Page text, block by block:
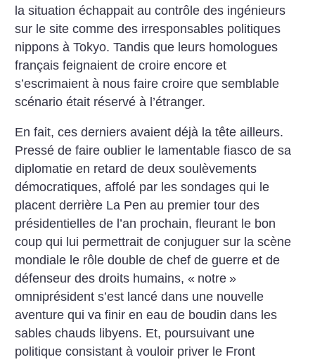
la situation échappait au contrôle des ingénieurs
sur le site comme des irresponsables politiques
nippons à Tokyo. Tandis que leurs homologues
français feignaient de croire encore et
s’escrimaient à nous faire croire que semblable
scénario était réservé à l’étranger.
En fait, ces derniers avaient déjà la tête ailleurs.
Pressé de faire oublier le lamentable fiasco de sa
diplomatie en retard de deux soulèvements
démocratiques, affolé par les sondages qui le
placent derrière La Pen au premier tour des
présidentielles de l’an prochain, fleurant le bon
coup qui lui permettrait de conjuguer sur la scène
mondiale le rôle double de chef de guerre et de
défenseur des droits humains, « notre »
omniprésident s’est lancé dans une nouvelle
aventure qui va finir en eau de boudin dans les
sables chauds libyens. Et, poursuivant une
politique consistant à vouloir priver le Front